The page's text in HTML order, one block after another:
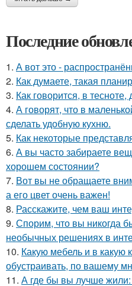
Последние
1. А вот это -
2. Как думаете, такая
3. Как говорится, в
4. А говорят, что в
сделать удобную кухню.
5. Как некоторые
6. А вы часто забираете
хорошем состоянии?
7. Вот вы не обращаете
а его цвет очень важен!
8. Расскажите, чем ваш
9. Спорим, что вы никогда
необычных решениях в
10. Какую мебель и в какую
обустраивать, по вашему
11. А где бы вы лучше